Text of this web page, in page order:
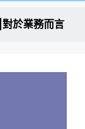
於業務而言